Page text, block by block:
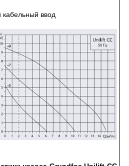
кабельный ввод